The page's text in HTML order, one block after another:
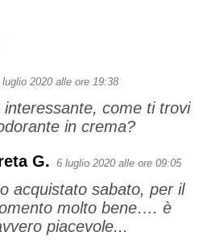
luglio 2020 alle ore 19:38
interessante, come ti trovi
in crema?
G. 6 luglio 2020 alle ore 09:05
acquistato sabato, per il
molto bene…. è
piacevole...